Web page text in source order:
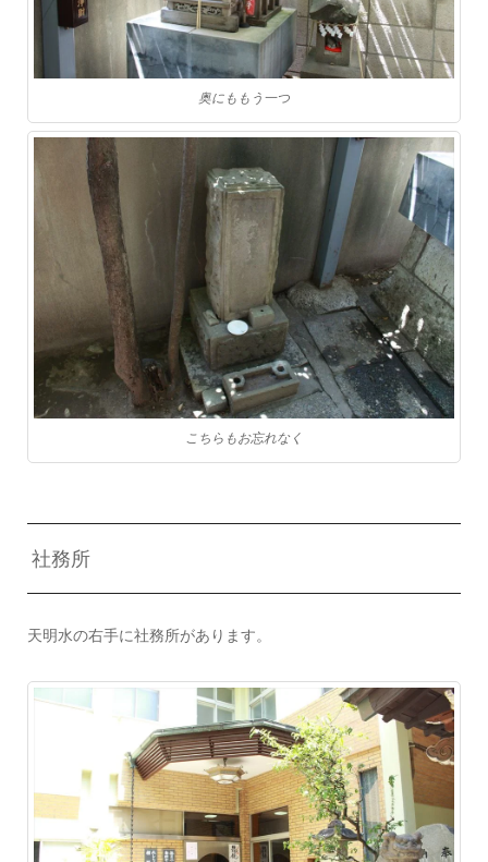
奥にももう一つ
こちらもお忘れなく
社務所
天明水の右手に社務所があります。